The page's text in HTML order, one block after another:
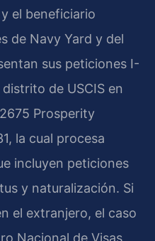
el beneficiario
de Navy Yard y del
sus peticiones I-
de USCIS en
Prosperity
la cual procesa
incluyen peticiones
y naturalización. Si
el extranjero, el caso